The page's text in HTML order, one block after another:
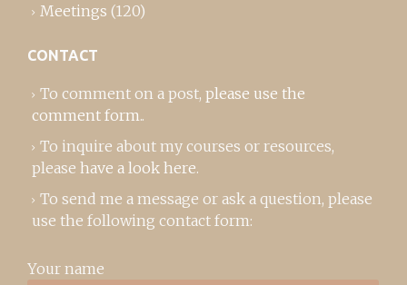
Meetings (120)
CONTACT
To comment on a post, please use the
comment form..
To inquire about my courses or resources,
please have a look here.
To send me a message or ask a question, please
use the following contact form:
Your name